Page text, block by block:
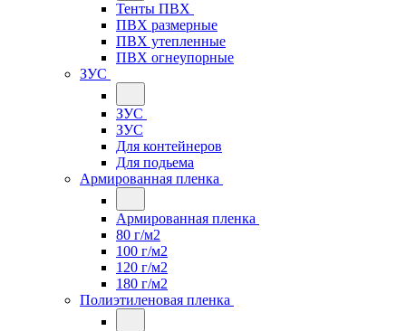
Тенты ПВХ
ПВХ размерные
ПВХ утепленные
ПВХ огнеупорные
ЗУС
ЗУС
ЗУС
Для контейнеров
Для подьема
Армированная пленка
Армированная пленка
80 г/м2
100 г/м2
120 г/м2
180 г/м2
Полиэтиленовая пленка